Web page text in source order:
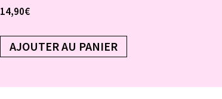
14,90€
AJOUTER AU PANIER